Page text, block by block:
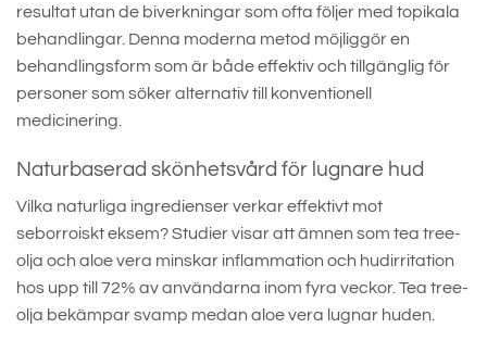
resultat utan de biverkningar som ofta följer med topikala
behandlingar. Denna moderna metod möjliggör en
behandlingsform som är både effektiv och tillgänglig för
personer som söker alternativ till konventionell
medicinering.
Naturbaserad skönhetsvård för lugnare hud
Vilka naturliga ingredienser verkar effektivt mot
seborroiskt eksem? Studier visar att ämnen som tea tree-
olja och aloe vera minskar inflammation och hudirritation
hos upp till 72% av användarna inom fyra veckor. Tea tree-
olja bekämpar svamp medan aloe vera lugnar huden.